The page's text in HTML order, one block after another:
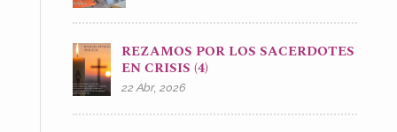
REZAMOS POR LOS SACERDOTES
EN CRISIS (4)
22 Abr, 2026